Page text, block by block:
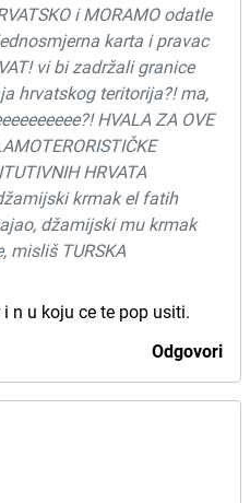
i MORAMO odatle
karta i pravac
vi bi zadržali granice
hrvatskog teritorija?! ma,
HVALA ZA OVE
HRVATA
krmak el fatih
džamijski mu krmak
misliš TURSKA
n u koju ce te pop usiti.
Odgovori